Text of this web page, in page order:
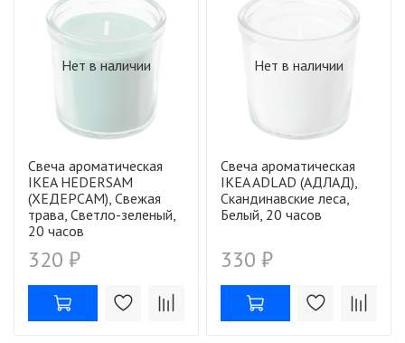
Нет в наличии
Свеча ароматическая
IKEA HEDERSAM
(ХЕДЕРСАМ), Свежая
трава, Светло-зеленый,
20 часов
320 ₽
Нет в наличии
Свеча ароматическая
IKEA ADLAD (АДЛАД),
Скандинавские леса,
Белый, 20 часов
330 ₽